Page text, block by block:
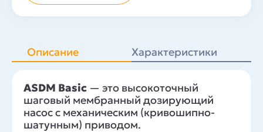
Описание Характеристики
ASDM Basic — это высокоточный
шаговый мембранный дозирующий
насос с механическим (кривошипно-
шатунным) приводом.